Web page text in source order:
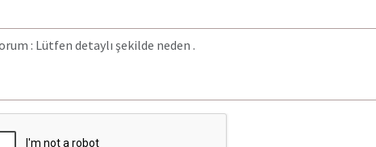
detaylı bilgilere
aranmıştır.